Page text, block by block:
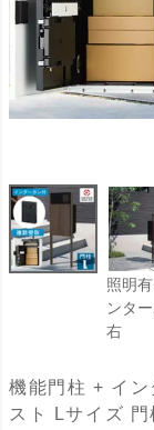
照明
ンタ
右
機能門柱 + イ
スト Lサイズ